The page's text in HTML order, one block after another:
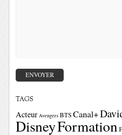
TAGS
Acteur Avengers BTSCanal+
DisneyFormation